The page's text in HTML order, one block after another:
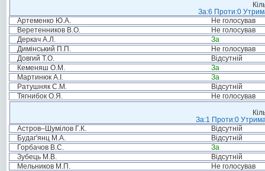
За:6 Проти:0
Артеменко Ю.А.
Не голосував
Веретенников В.О.
Не голосував
Деркач А.Л.
За
Димінський П.П.
Не голосував
Довгий Т.О.
Відсутній
Кеменяш О.М.
За
Мартинюк А.І.
За
Ратушняк С.М.
Відсутній
Тягнибок О.Я.
Не голосував
За:1 Проти:0
Астров–Шумілов Г.К.
Відсутній
Будаг'янц М.А.
Відсутній
Горбачов В.С.
За
Зубець М.В.
Відсутній
Мельников М.П.
Не голосував